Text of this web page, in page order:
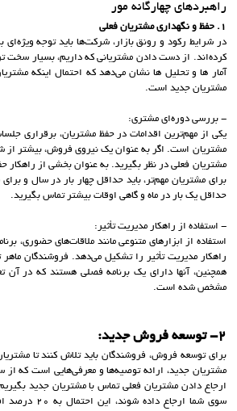
راهبردهای چهارگانه مور
1. حفظ و نگهداری مشتریان فعلی
در شرایط رکود و رونق بازار، شرکت‌ها باید توجه ویژه‌ای
کرده‌اند. از دست دادن مشتریانی که داریم، بسیار سخت تر
مشتریان جدید است.
- بررسی دوره‌ای مشتری:
یکی از مهم‌ترین اقدامات در حفظ مشتریان، برقراری
مشتریان است. اگر به عنوان یک نیروی فروش، بیشتر از شش
مشتریان فعلی در نظر بگیرید. به عنوان بخشی از راهکار
حداقل یک بار در ماه و گاهی اوقات بیشتر تماس بگیرید.
- استفاده از راهکار مدیریت تأثیر:
استفاده از ابزارهای متنوعی مانند ملاقات‌های حضوری،
راهکار مدیریت تأثیر را تشکیل می‌دهد. فروشندگان
همچنین، آنها دارای یک برنامه فصلی هستند که در
مشخص شده است.
2- توسعه فروش جدید:
برای توسعه فروش، فروشندگان باید تلاش کنند تا
مشتریان جدید، ارائه توصیه‌ها و معرفی‌هایی است که